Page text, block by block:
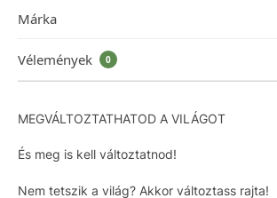
Márka
Vélemények 0
MEGVÁLTOZTATHATOD A VILÁGOT
És meg is kell változtatnod!
Nem tetszik a világ? Akkor változtass rajta!